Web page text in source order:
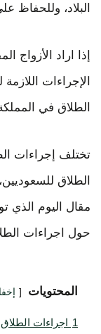
البلاد، وللحفاظ
إذا اراد الأزواج
الإجراءات
الطلاق في
تختلف إجراءات
الطلاق
مقال اليوم الذي
حول اجراءات
المحتويات
1 اجراءات